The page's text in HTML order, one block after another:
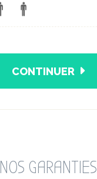
CONTINUER
NOS GARANTIES